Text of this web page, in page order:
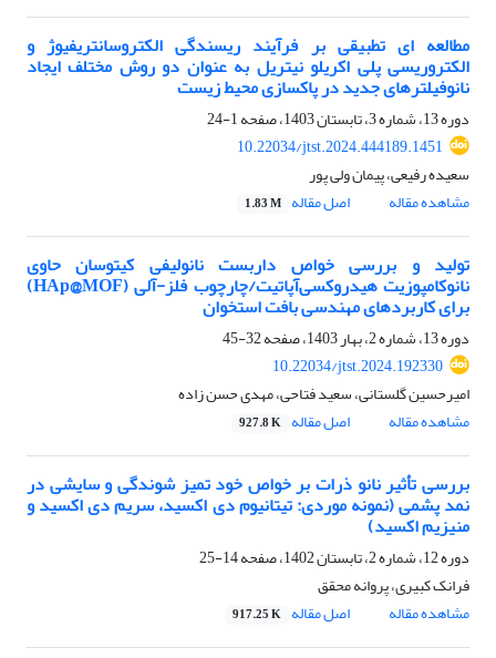
مطالعه ای تطبیقی بر فرآیند ریسندگی الکتروسانتریفیوژ و
الکتروریسی پلی اکریلو نیتریل به عنوان دو روش مختلف ایجاد
نانوفیلترهای جدید در پاکسازی محیط زیست
دوره 13، شماره 3، تابستان 1403، صفحه
1-24
10.22034/jtst.2024.444189.1451
سعیده رفیعی، پیمان ولی پور
مشاهده مقاله
اصل مقاله 1.83 M
تولید و بررسی خواص داربست نانولیفی کیتوسان حاوی
نانوکامپوزیت هیدروکسی‌آپاتیت/چارچوب فلز-آلی (HAp@MOF)
برای کاربردهای مهندسی بافت استخوان
دوره 13، شماره 2، بهار 1403، صفحه
32-45
10.22034/jtst.2024.192330
امیرحسین گلستانی، سعید فتاحی، مهدی حسن زاده
مشاهده مقاله
اصل مقاله 927.8 K
بررسی تأثیر نانو ذرات بر خواص خود تمیز شوندگی و سایشی در
نمد پشمی (نمونه موردی: تیتانیوم دی اکسید، سریم دی اکسید و
منیزیم اکسید)
دوره 12، شماره 2، تابستان 1402، صفحه
14-25
فرانک کبیری، پروانه محقق
مشاهده مقاله
اصل مقاله 917.25 K